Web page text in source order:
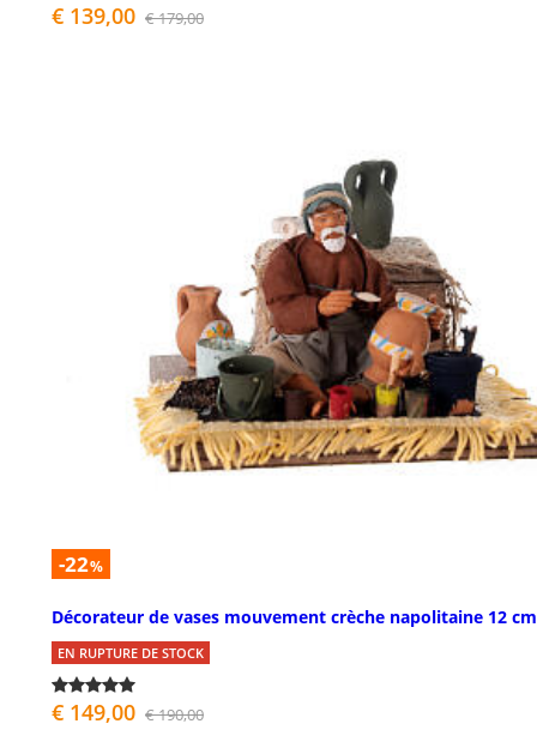
€ 139,00 € 179,00
-22%
Décorateur de vases mouvement crèche napolitaine 12 cm
EN RUPTURE DE STOCK
€ 149,00 € 190,00